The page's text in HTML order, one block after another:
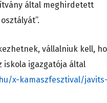
által meghirdetett
vállalniuk kell,
iskola igazgatója által
x-kamaszfesztival/